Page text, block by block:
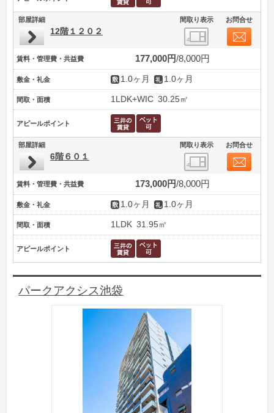
部屋詳細 間取り表示 お問合せ
12階１２０２
賃料・管理費・共益費 177,000円 8,000円
敷金・礼金 1.0ヶ月 1.0ヶ月
間取・面積 1LDK+WIC 30.25㎡
アピールポイント
部屋詳細 間取り表示 お問合せ
6階６０１
賃料・管理費・共益費 173,000円 8,000円
敷金・礼金 1.0ヶ月 1.0ヶ月
間取・面積 1LDK 31.95㎡
アピールポイント
パークアクシス池袋